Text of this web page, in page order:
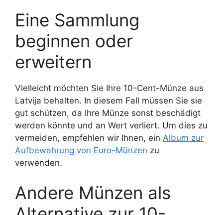
Eine Sammlung
beginnen oder
erweitern
Vielleicht möchten Sie Ihre 10-Cent-Münze aus
Latvija behalten. In diesem Fall müssen Sie sie
gut schützen, da Ihre Münze sonst beschädigt
werden könnte und an Wert verliert. Um dies zu
vermeiden, empfehlen wir Ihnen, ein Album zur
Aufbewahrung von Euro-Münzen zu
verwenden.
Andere Münzen als